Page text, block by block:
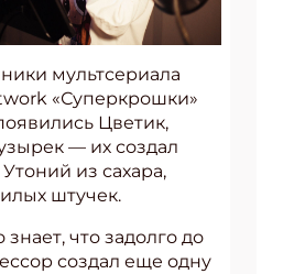
мультсериала
«Суперкрошки»
Цветик,
— их создал
из сахара,
штучек.
знает, что задолго до
создал еще одну